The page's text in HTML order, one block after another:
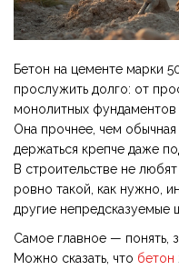
Бетон на цементе марки
прослужить долго: от
монолитных
Она прочнее, чем
держаться крепче даже
В строительстве не
ровно такой, как нужно,
другие непредсказуемые
Самое главное — понять,
Можно сказать, что бетон